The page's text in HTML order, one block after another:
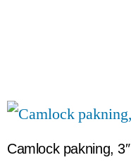
Camlock pakning, 3″